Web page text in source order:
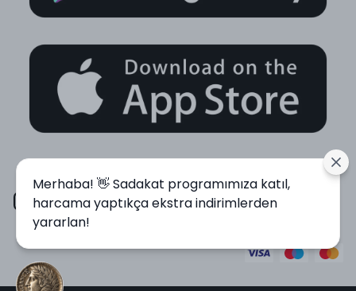
Merhaba! 👋 Sadakat programımıza katıl,
harcama yaptıkça ekstra indirimlerden
yararlan!